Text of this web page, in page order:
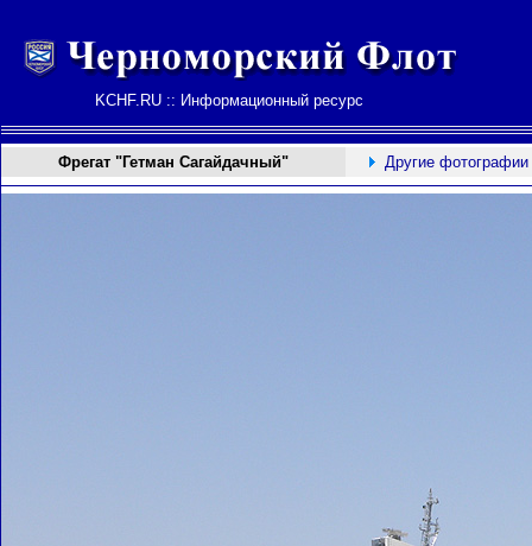
KCHF.RU :: Информационный ресурс
Фрегат "Гетман Сагайдачный" Другие фотографии